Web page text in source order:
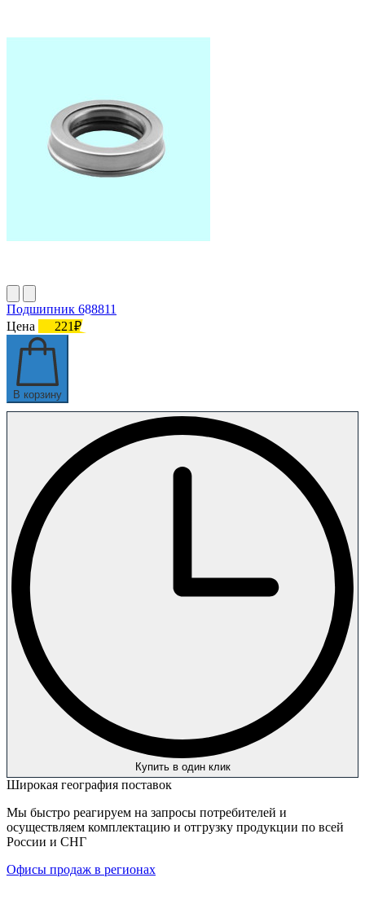
Подшипник 688811
Цена
221₽
В корзину
Купить в один клик
Широкая география поставок
Мы быстро реагируем на запросы потребителей и
осуществляем комплектацию и отгрузку продукции по всей
России и СНГ
Офисы продаж в регионах